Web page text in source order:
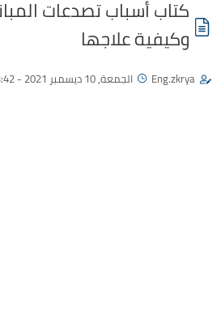
كتاب أسباب تصدعات
وكيفية علاجها
Eng.zkrya الجمعة, 10 ديسمبر 2021 - 03:42 م